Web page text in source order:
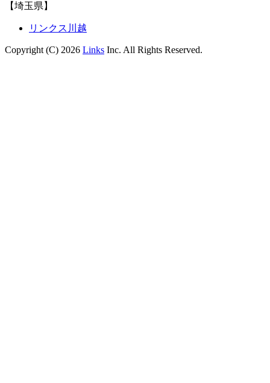
【埼玉県】
リンクス川越
Copyright (C) 2026 Links Inc. All Rights Reserved.